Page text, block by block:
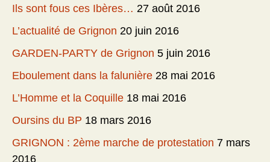
Ils sont fous ces Ibères… 27 août 2016
L’actualité de Grignon 20 juin 2016
GARDEN-PARTY de Grignon 5 juin 2016
Eboulement dans la falunière 28 mai 2016
L’Homme et la Coquille 18 mai 2016
Oursins du BP 18 mars 2016
GRIGNON : 2ème marche de protestation 7 mars
2016